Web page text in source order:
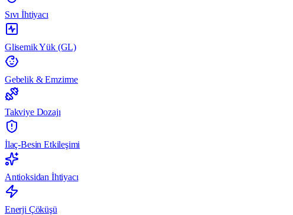
Sıvı İhtiyacı
Glisemik Yük (GL)
Gebelik & Emzirme
Takviye Dozajı
İlaç-Besin Etkileşimi
Antioksidan İhtiyacı
Enerji Çöküşü